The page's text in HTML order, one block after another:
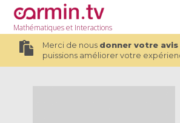
Mathématiqueset Interactions
Merci de nous donner votre avis
puissions améliorer votre